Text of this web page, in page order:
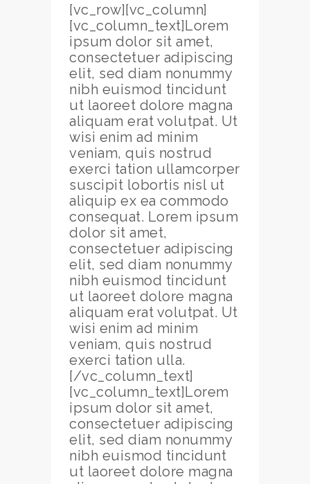
[vc_row][vc_column]
[vc_column_text]Lorem
ipsum dolor sit amet,
consectetuer adipiscing
elit, sed diam nonummy
nibh euismod tincidunt
ut laoreet dolore magna
aliquam erat volutpat. Ut
wisi enim ad minim
veniam, quis nostrud
exerci tation ullamcorper
suscipit lobortis nisl ut
aliquip ex ea commodo
consequat. Lorem ipsum
dolor sit amet,
consectetuer adipiscing
elit, sed diam nonummy
nibh euismod tincidunt
ut laoreet dolore magna
aliquam erat volutpat. Ut
wisi enim ad minim
veniam, quis nostrud
exerci tation ulla.
[/vc_column_text]
[vc_column_text]Lorem
ipsum dolor sit amet,
consectetuer adipiscing
elit, sed diam nonummy
nibh euismod tincidunt
ut laoreet dolore magna